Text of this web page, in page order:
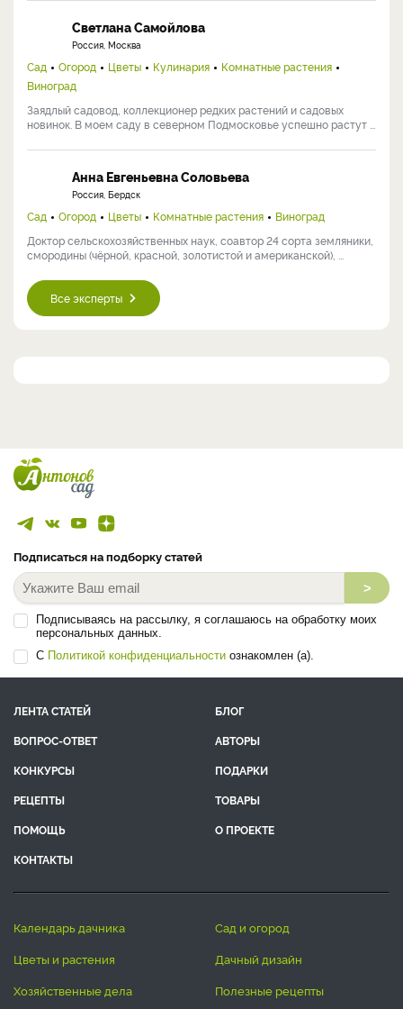
Светлана Самойлова
Россия, Москва
Сад Огород Цветы Кулинария
Комнатные растения
Виноград
Заядлый садовод, коллекционер редких растений и садовых
новинок. В моем саду в северном Подмосковье успешно растут ...
Анна Евгеньевна Соловьева
Россия, Бердск
Сад Огород Цветы Комнатные растения
Виноград
Доктор сельскохозяйственных наук, соавтор 24 сорта земляники,
смородины (чёрной, красной, золотистой и американской), ...
Все эксперты
Подписаться на подборку статей
>
Подписываясь на рассылку, я соглашаюсь на обработку моих
персональных данных.
С Политикой конфиденциальности ознакомлен (а).
ЛЕНТА СТАТЕЙ
БЛОГ
ВОПРОС-ОТВЕТ
АВТОРЫ
КОНКУРСЫ
ПОДАРКИ
РЕЦЕПТЫ
ТОВАРЫ
ПОМОЩЬ
О ПРОЕКТЕ
КОНТАКТЫ
календарь дачника
сад и огород
цветы и растения
дачный дизайн
хозяйственные дела
полезные рецепты